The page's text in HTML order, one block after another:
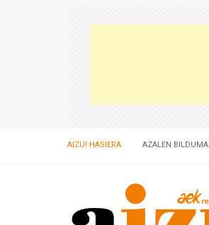
AIZU! HASIERA AZALEN BILDUMA